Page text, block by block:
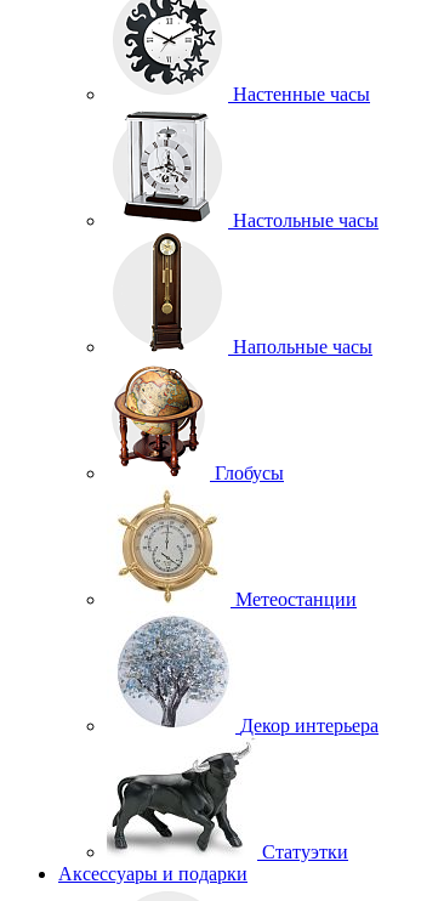
Настенные часы
Настольные часы
Напольные часы
Глобусы
Метеостанции
Декор интерьера
Статуэтки
Аксессуары и подарки